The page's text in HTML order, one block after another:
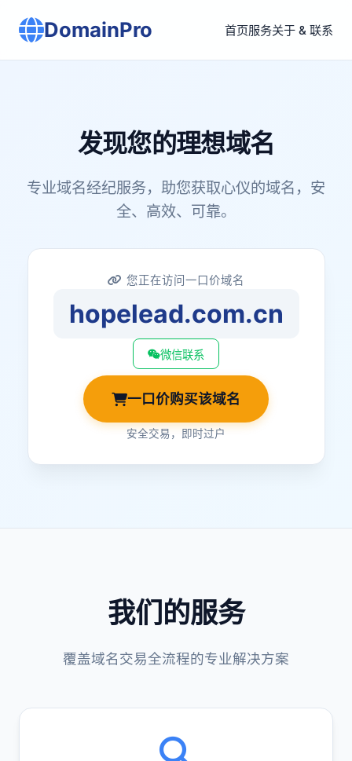
DomainPro 首页服务关于 & 联系
发现您的理想域名
专业域名经纪服务，助您获取心仪的域名，安
全、高效、可靠。
您正在访问一口价域名
hopelead.com.cn
微信联系
一口价购买该域名
安全交易，即时过户
我们的服务
覆盖域名交易全流程的专业解决方案